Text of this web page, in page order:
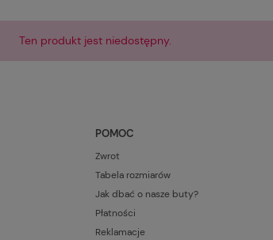
Ten produkt jest niedostępny.
POMOC
Zwrot
Tabela rozmiarów
Jak dbać o nasze buty?
Płatności
Reklamacje